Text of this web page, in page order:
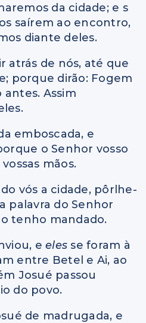
da cidade; e s
saírem ao encontro,
diante deles.
atrás de nós, até que
porque dirão: Fogem
Assim
emboscada, e
o Senhor vosso
mãos.
vós a cidade, pôrlhe-
palavra do Senhor
tenho mandado.
e elesse foram à
entre Betel e Ai, ao
Josué passou
do povo.
de madrugada, e